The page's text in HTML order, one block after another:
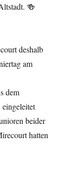
🍻
deshalb
am
dem
beider
hatten